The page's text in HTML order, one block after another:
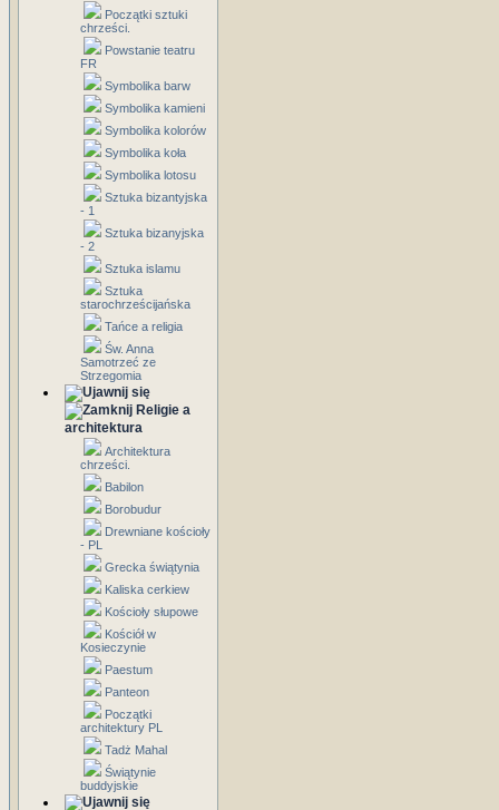
Początki sztuki
chrześci.
Powstanie teatru
FR
Symbolika barw
Symbolika kamieni
Symbolika kolorów
Symbolika koła
Symbolika lotosu
Sztuka bizantyjska
- 1
Sztuka bizanyjska
- 2
Sztuka islamu
Sztuka
starochrześcijańska
Tańce a religia
Św. Anna
Samotrzeć ze
Strzegomia
Religie a
architektura
Architektura
chrześci.
Babilon
Borobudur
Drewniane kościoły
- PL
Grecka świątynia
Kaliska cerkiew
Kościoły słupowe
Kościół w
Kosieczynie
Paestum
Panteon
Początki
architektury PL
Tadż Mahal
Świątynie
buddyjskie